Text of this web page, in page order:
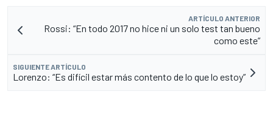
ARTÍCULO ANTERIOR
Rossi: “En todo 2017 no hice ni un solo test tan bueno
como este”
SIGUIENTE ARTÍCULO
Lorenzo: “Es difícil estar más contento de lo que lo estoy”